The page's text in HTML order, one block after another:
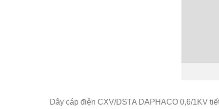
Dây cáp điện CXV/DSTA DAPHACO 0,6/1KV